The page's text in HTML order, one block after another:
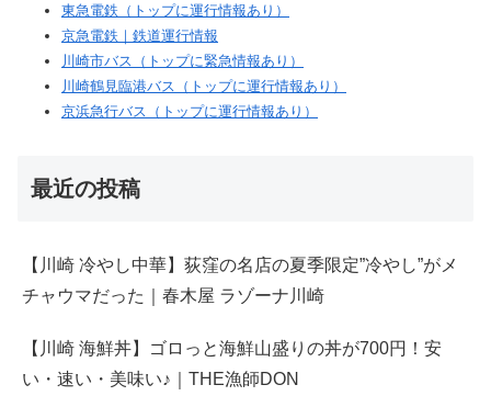
東急電鉄（トップに運行情報あり）
京急電鉄｜鉄道運行情報
川崎市バス（トップに緊急情報あり）
川崎鶴見臨港バス（トップに運行情報あり）
京浜急行バス（トップに運行情報あり）
最近の投稿
【川崎 冷やし中華】荻窪の名店の夏季限定”冷やし”がメ
チャウマだった｜春木屋 ラゾーナ川崎
【川崎 海鮮丼】ゴロっと海鮮山盛りの丼が700円！安
い・速い・美味い♪｜THE漁師DON